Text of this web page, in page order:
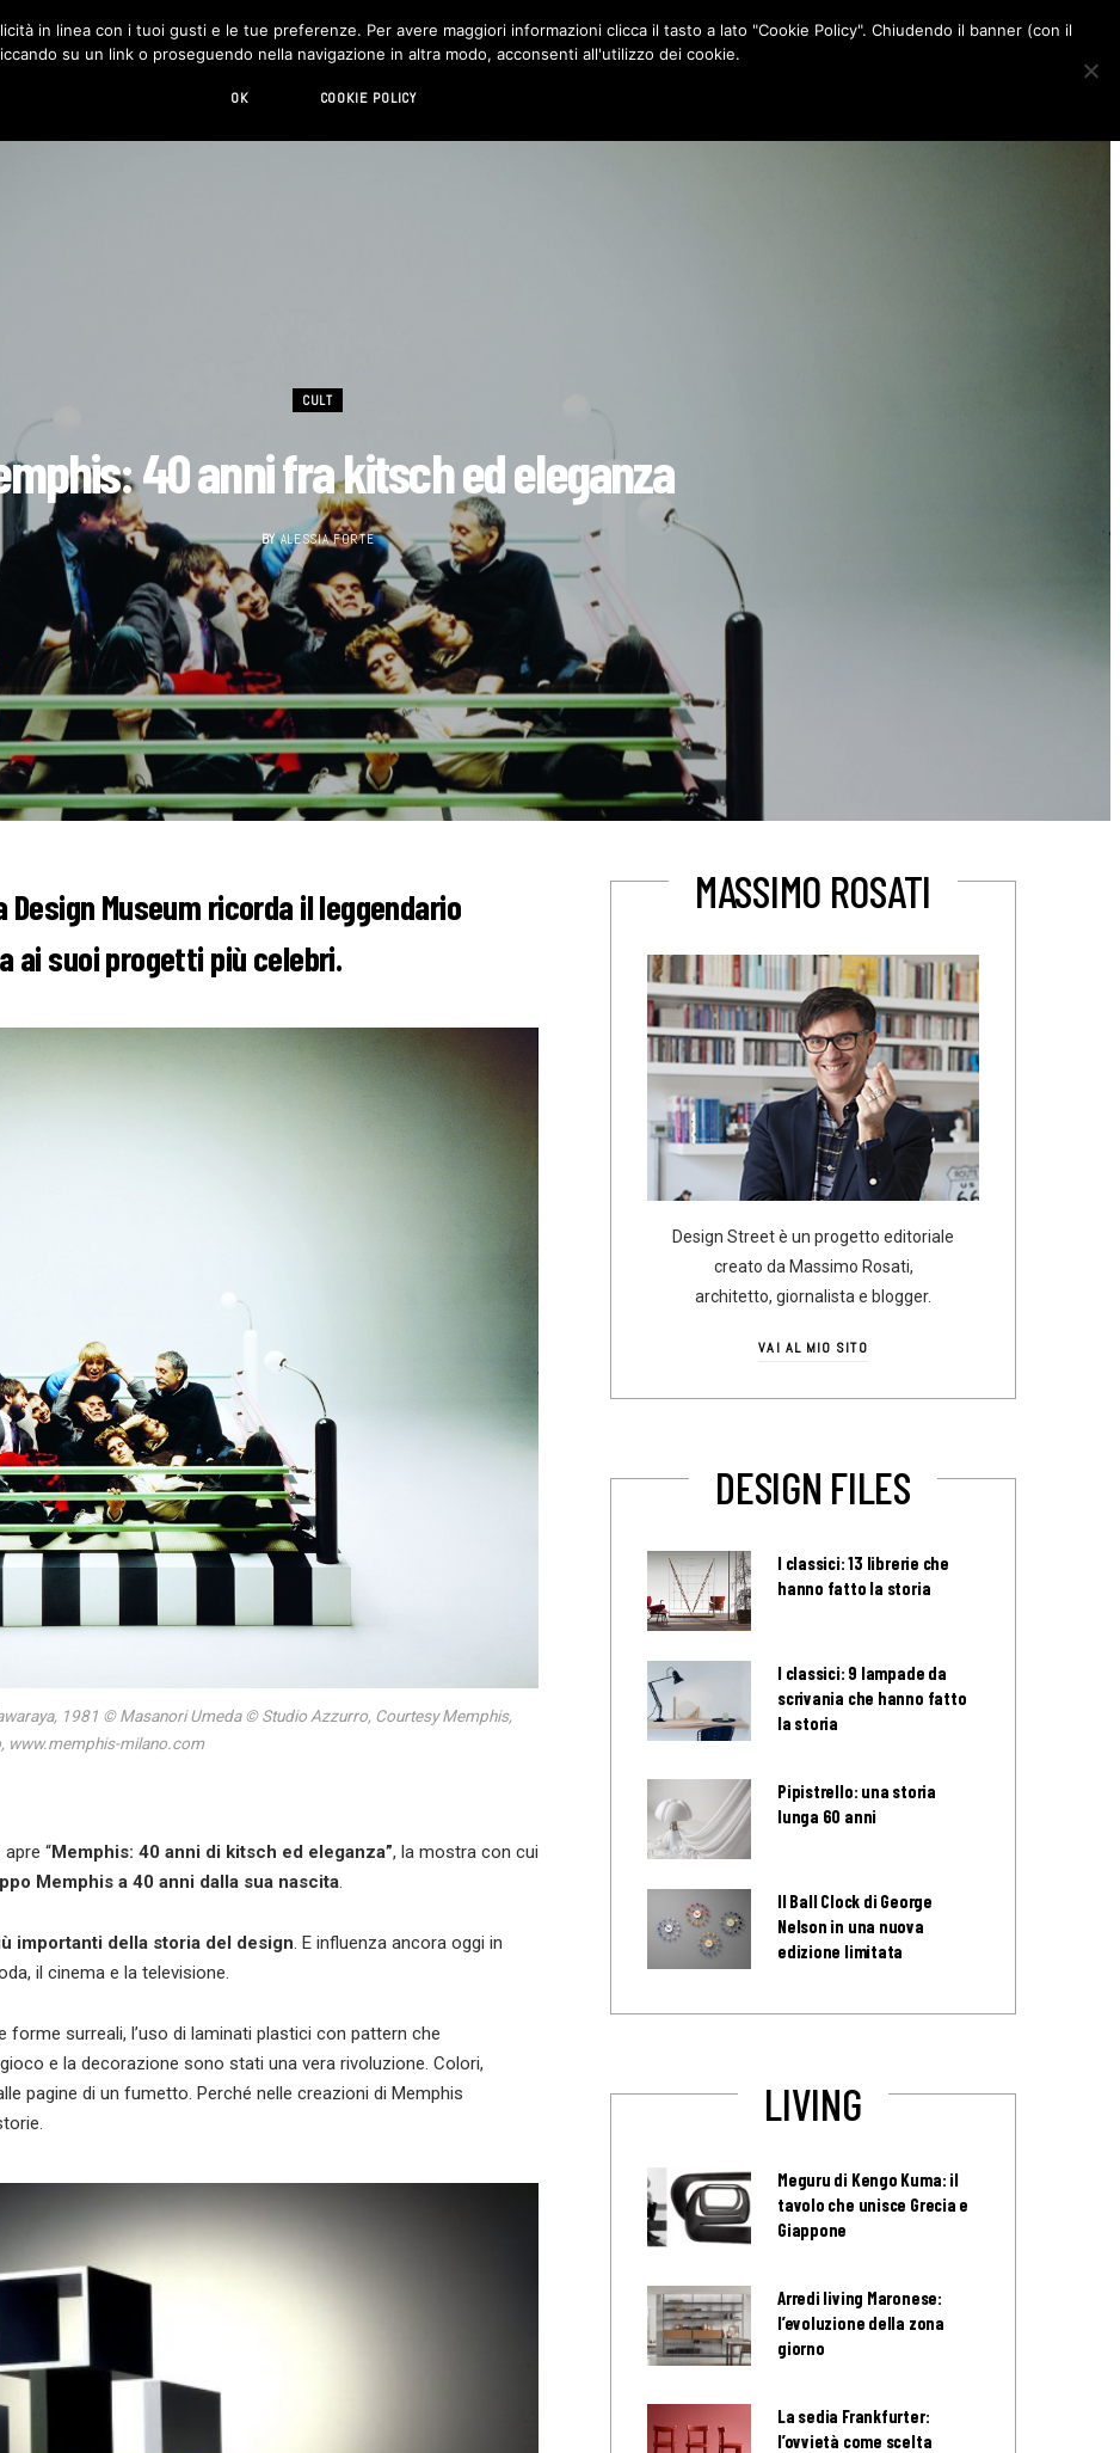
DESIGN LIVING HI-TECH CHI SIAMO CONTATTI
o
g
r
d
CULT
40 anni fra kitsch ed eleganza
BY ALESSIA FORTE
Museum ricorda il leggendario
ai suoi progetti più celebri.
1981 © Masanori Umeda © Studio Azzurro, Courtesy Memphis,
www.memphis-milano.com
“Memphis: 40 anni di kitsch ed eleganza”, la mostra con cui
Memphis a 40 anni dalla sua nascita.
importanti della storia del design. E influenza ancora oggi in
il cinema e la televisione.
surreali, l’uso di laminati plastici con pattern che
e la decorazione sono stati una vera rivoluzione. Colori,
pagine di un fumetto. Perché nelle creazioni di Memphis
MASSIMO ROSATI
Design Street è un progetto editoriale
creato da Massimo Rosati,
architetto, giornalista e blogger.
VAI AL MIO SITO
DESIGN FILES
I classici: 13 librerie che
hanno fatto la storia
I classici: 9 lampade da
scrivania che hanno fatto
la storia
Pipistrello: una storia
lunga 60 anni
Il Ball Clock di George
Nelson in una nuova
edizione limitata
LIVING
Meguru di Kengo Kuma: il
tavolo che unisce Grecia e
Giappone
Arredi living Maronese:
l’evoluzione della zona
giorno
La sedia Frankfurter:
l’ovvietà come scelta
in linea con i tuoi gusti e le tue preferenze. Per avere maggiori informazioni clicca il tasto a lato "Cookie Policy". Chiudendo il banner (con il
su un link o proseguendo nella navigazione in altra modo, acconsenti all'utilizzo dei cookie.
OK COOKIE POLICY